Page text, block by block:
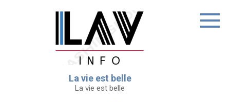
La vie est belle
La vie est belle